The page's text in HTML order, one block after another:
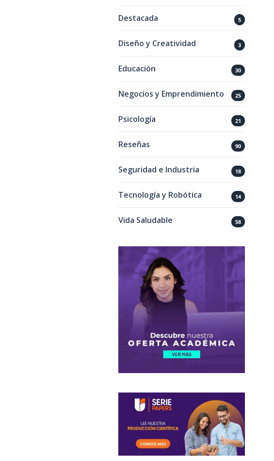
Destacada 5
Diseño y Creatividad 3
Educación 30
Negocios y Emprendimiento 25
Psicología 21
Reseñas 90
Seguridad e Industria 18
Tecnología y Robótica 14
Vida Saludable 58